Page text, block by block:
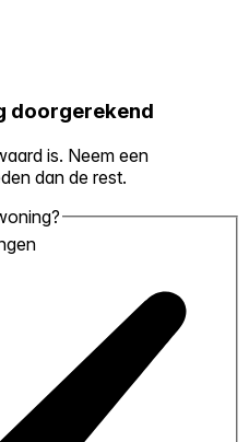
doorgerekend
is. Neem een
dan de rest.